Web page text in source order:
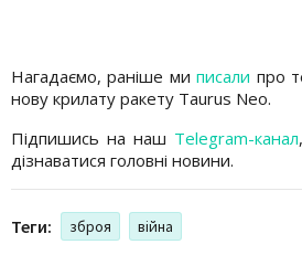
Нагадаємо, раніше миписали про
нову крилату ракету Taurus Neo.
Підпишись на наш Telegram-канал
дізнаватися головні новини.
Теги: зброя війна